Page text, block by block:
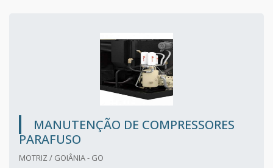
MANUTENÇÃO DE COMPRESSORES
PARAFUSO
MOTRIZ / GOIÂNIA - GO